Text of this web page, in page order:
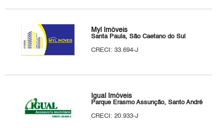
Myl Imóveis
Santa Paula, São Caetano do Sul
CRECI: 33.694-J
Igual Imóveis
Parque Erasmo Assunção, Santo André
CRECI: 20.933-J